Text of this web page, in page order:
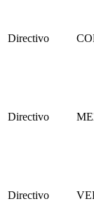
Directivo
Directivo
Directivo